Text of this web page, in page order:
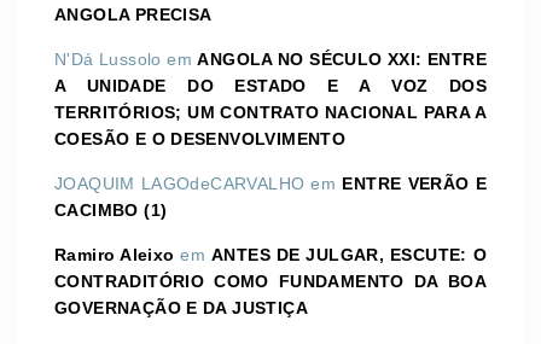
ANGOLA PRECISA
N'Dá Lussolo emANGOLA NO SÉCULO XXI: ENTRE
A UNIDADE DO ESTADO E A VOZ DOS
TERRITÓRIOS; UM CONTRATO NACIONAL PARA A
COESÃO E O DESENVOLVIMENTO
JOAQUIM LAGOdeCARVALHO em ENTRE VERÃO E
CACIMBO (1)
Ramiro Aleixo emANTES DE JULGAR, ESCUTE: O
CONTRADITÓRIO COMO FUNDAMENTO DA BOA
GOVERNAÇÃO E DA JUSTIÇA